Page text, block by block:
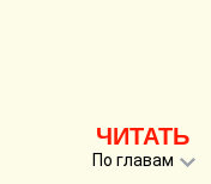
ЧИТАТЬ
По главам